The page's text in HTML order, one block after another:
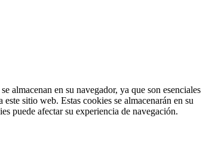
almacenan en su navegador, ya que son esenciales
sitio web. Estas cookies se almacenarán en su
puede afectar su experiencia de navegación.